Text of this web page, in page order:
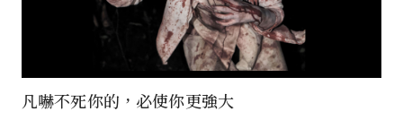
凡嚇不死你的，必使你更強大